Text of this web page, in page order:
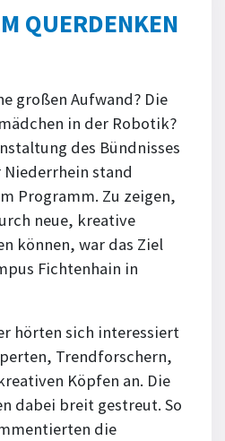
QUERDENKEN
großen Aufwand? Die
in der Robotik?
des Bündnisses
stand
Programm. Zu zeigen,
neue, kreative
können, war das Ziel
Fichtenhain in
hörten sich interessiert
Trendforschern,
Köpfen an. Die
dabei breit gestreut. So
die